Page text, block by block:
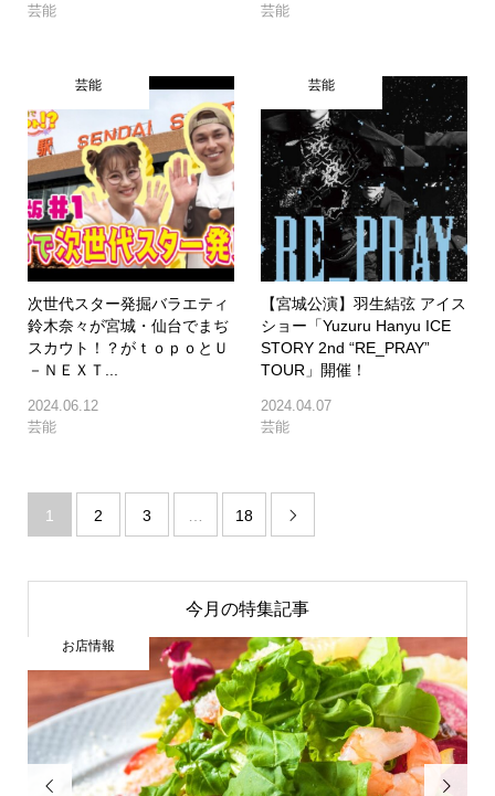
芸能
芸能
芸能
次世代スター発掘バラエティ
鈴木奈々が宮城・仙台でまぢ
スカウト！？がｔｏｐｏとＵ
－ＮＥＸＴ...
2024.06.12
芸能
芸能
【宮城公演】羽生結弦 アイス
ショー「Yuzuru Hanyu ICE
STORY 2nd “RE_PRAY”
TOUR」開催！
2024.04.07
芸能
1 2 3 … 18 
今月の特集記事

お店情報
